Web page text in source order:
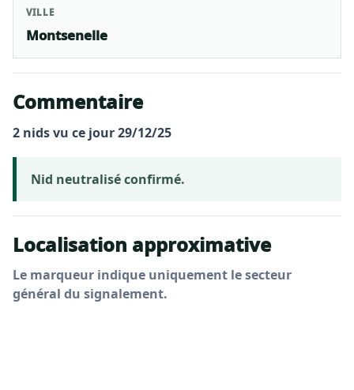
VILLE
Montsenelle
Commentaire
2 nids vu ce jour 29/12/25
Nid neutralisé confirmé.
Localisation approximative
Le marqueur indique uniquement le secteur
général du signalement.